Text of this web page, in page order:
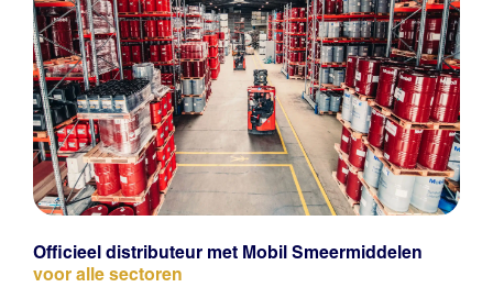
Officieel distributeur met Mobil Smeermiddelen
voor alle sectoren